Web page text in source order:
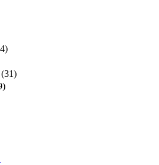
(31)